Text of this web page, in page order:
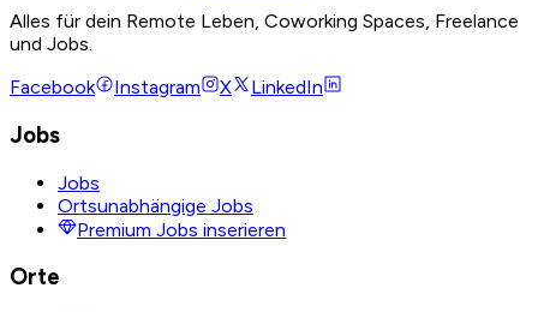
Alles für dein Remote Leben, Coworking Spaces, Freelance
und Jobs.
Facebook
Instagram X LinkedIn
Jobs
Jobs
Ortsunabhängige Jobs
Premium Jobs inserieren
Orte